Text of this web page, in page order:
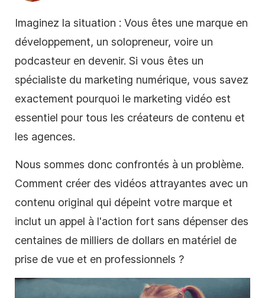
Imaginez la situation : Vous êtes une marque en
développement, un solopreneur, voire un
podcasteur en devenir. Si vous êtes un
spécialiste du marketing numérique, vous savez
exactement pourquoi le marketing vidéo est
essentiel pour tous les créateurs de contenu et
les agences.
Nous sommes donc confrontés à un problème.
Comment créer des vidéos attrayantes avec un
contenu original qui dépeint votre marque et
inclut un appel à l'action fort sans dépenser des
centaines de milliers de dollars en matériel de
prise de vue et en professionnels ?